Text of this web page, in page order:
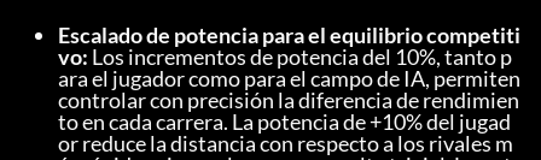
Escalado de potencia para el equilibrio competiti
vo: Los incrementos de potencia del 10%, tanto p
ara el jugador como para el campo de IA, permiten
controlar con precisión la diferencia de rendimien
to en cada carrera. La potencia de +10% del jugad
or reduce la distancia con respecto a los rivales m